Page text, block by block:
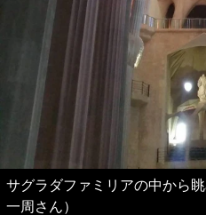
サグラダファミリアの中から
一周さん）